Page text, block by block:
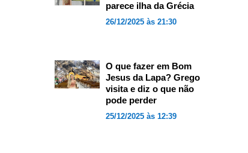
parece ilha da Grécia
26/12/2025 às 21:30
O que fazer em Bom
Jesus da Lapa? Grego
visita e diz o que não
pode perder
25/12/2025 às 12:39